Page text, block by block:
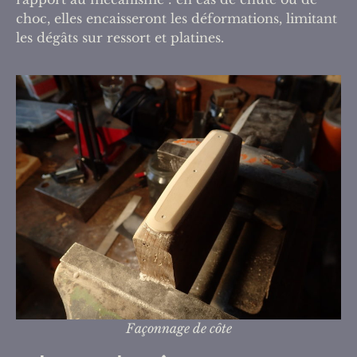
choc, elles encaisseront les déformations, limitant
les dégâts sur ressort et platines.
Façonnage de côte